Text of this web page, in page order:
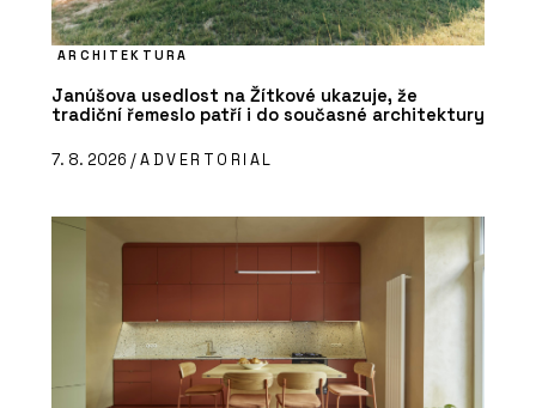
ARCHITEKTURA
Janúšova usedlost na Žítkové ukazuje, že
tradiční řemeslo patří i do současné architektury
7. 8. 2026 /ADVERTORIAL